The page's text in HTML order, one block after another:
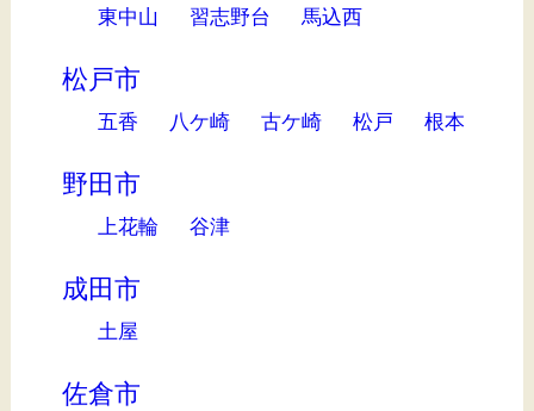
東中山
習志野台 馬込西
松戸市
五香 八ケ崎 古ケ崎 松戸 根本
野田市
上花輪 谷津
成田市
土屋
佐倉市